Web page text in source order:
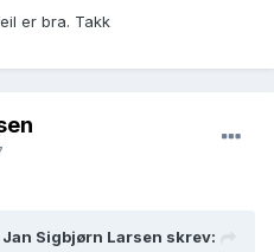
er bra. Takk
Jan Sigbjørn Larsen skrev: